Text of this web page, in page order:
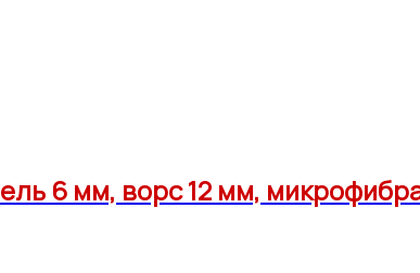
6 мм, ворс 12 мм,